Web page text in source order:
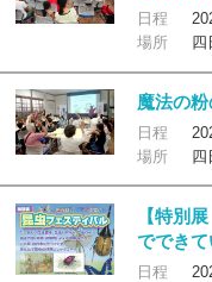
日程
場所
四
魔法の粉
日程
場所
四
【特別
ででき
日程